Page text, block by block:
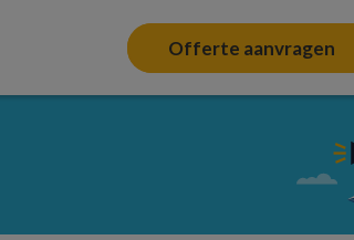
Offerte aanvragen